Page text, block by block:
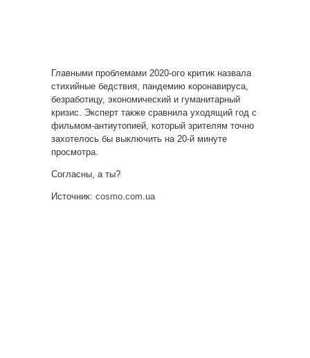
Главными проблемами 2020-ого критик назвала
стихийные бедствия, пандемию коронавируса,
безработицу, экономический и гуманитарный
кризис. Эксперт также сравнила уходящий год с
фильмом-антиутопией, который зрителям точно
захотелось бы выключить на 20-й минуте
просмотра.
Согласны, а ты?
Источник: cosmo.com.ua